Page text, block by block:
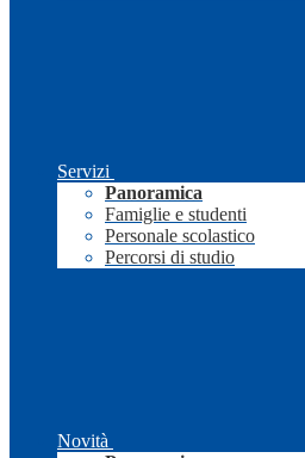
Servizi
Panoramica
Famiglie e studenti
Personale scolastico
Percorsi di studio
Novità